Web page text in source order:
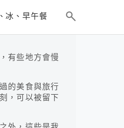
冰、早午餐
有些地方會慢
的美食與旅行
，可以被留下